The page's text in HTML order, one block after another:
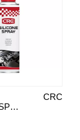
SILICONE SPRAY, 250ML
CRC